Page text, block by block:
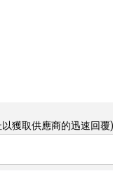
獲取供應商的迅速回覆)